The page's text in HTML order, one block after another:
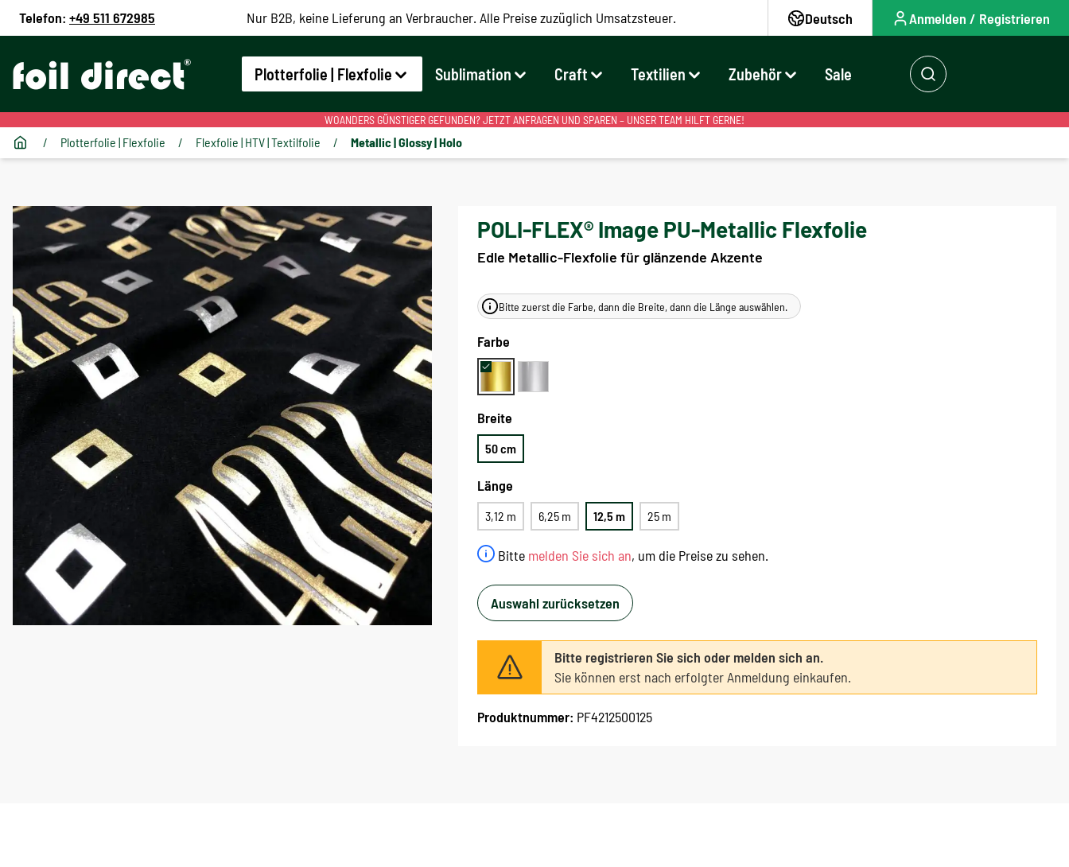
Telefon: +49 511 672985 Nur B2B, keine Lieferung an Verbraucher. Alle Preise zuzüglich Umsatzsteuer. Deutsch Anmelden / Registrieren
Plotterfolie | Flexfolie Sublimation Craft Textilien Zubehör Sale
WOANDERS GÜNSTIGER GEFUNDEN? JETZT ANFRAGEN UND SPAREN – UNSER TEAM HILFT GERNE!
/ Plotterfolie | Flexfolie / Flexfolie | HTV | Textilfolie / Metallic | Glossy | Holo
POLI-FLEX® Image PU-Metallic Flexfolie
Edle Metallic-Flexfolie für glänzende Akzente
Bitte melden Sie sich an, um die Preise zu sehen.
Bitte zuerst die Farbe, dann die Breite, dann die Länge auswählen.
Farbe
Breite
50 cm
Länge
3,12 m 6,25 m 12,5 m 25 m
Auswahl zurücksetzen
Bitte registrieren Sie sich oder melden sich an.
Sie können erst nach erfolgter Anmeldung einkaufen.
Produktnummer: PF4212500125